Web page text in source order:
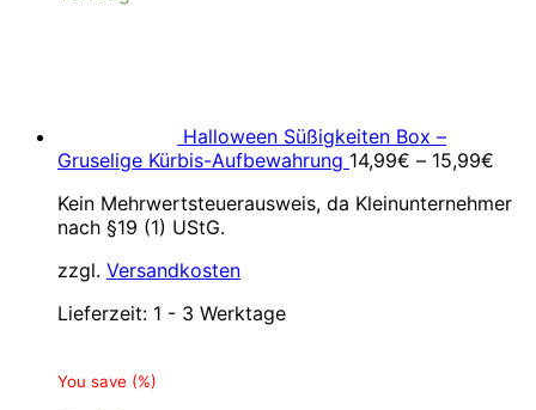
Halloween Süßigkeiten Box –
Gruselige Kürbis-Aufbewahrung 14,99€ – 15,99€
Kein Mehrwertsteuerausweis, da Kleinunternehmer
nach §19 (1) UStG.
zzgl. Versandkosten
Lieferzeit: 1 - 3 Werktage
You save (%)